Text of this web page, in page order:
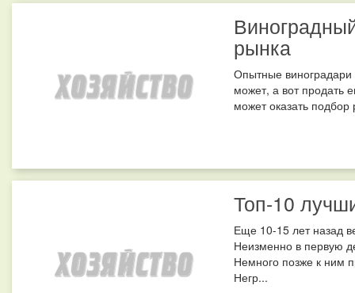
рынка
Опытные виноградари
может, а вот продать
может оказать
Топ-10
Еще 10-15 лет назад
Неизменно в первую
Немного позже к ним
Негр...